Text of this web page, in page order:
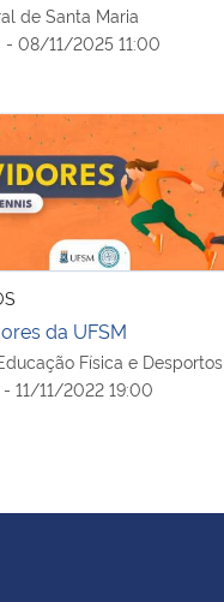
de Santa Maria
08/11/2025 11:00
da UFSM
da UFSM
Física e Desportos
11/11/2022 19:00